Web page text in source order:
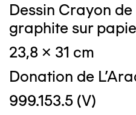
Dessin Crayon
graphite sur
23,8 x 31 cm
Donation de
999.153.5 (V)